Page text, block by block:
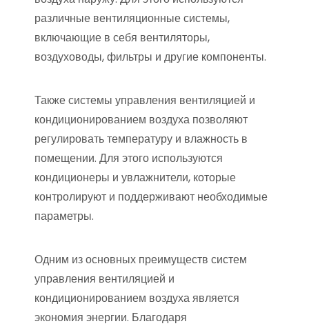
различные вентиляционные системы,
включающие в себя вентиляторы,
воздуховоды, фильтры и другие компоненты.
Также системы управления вентиляцией и
кондиционированием воздуха позволяют
регулировать температуру и влажность в
помещении. Для этого используются
кондиционеры и увлажнители, которые
контролируют и поддерживают необходимые
параметры.
Одним из основных преимуществ систем
управления вентиляцией и
кондиционированием воздуха является
экономия энергии. Благодаря